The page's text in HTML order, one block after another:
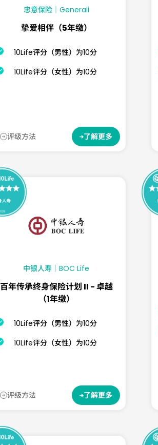
忠意保险｜Generali
挚爱相伴（5年缴）
10Life评分（男性）为10分
10Life评分（女性）为10分
评级方法 了解更多
中银人寿｜BOC Life
百年传承终身保险计划 II - 卓越
（1年缴）
10Life评分（男性）为10分
10Life评分（女性）为10分
评级方法 了解更多